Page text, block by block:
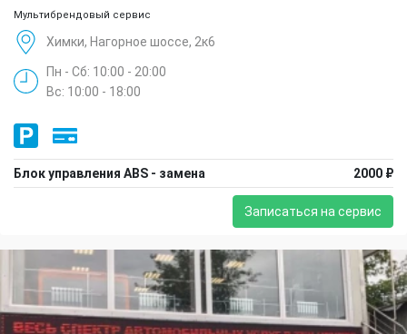
Мультибрендовый сервис
Химки, Нагорное шоссе, 2к6
Пн - Сб: 10:00 - 20:00
Вс: 10:00 - 18:00
Блок управления ABS - замена 2000 ₽
Записаться на сервис